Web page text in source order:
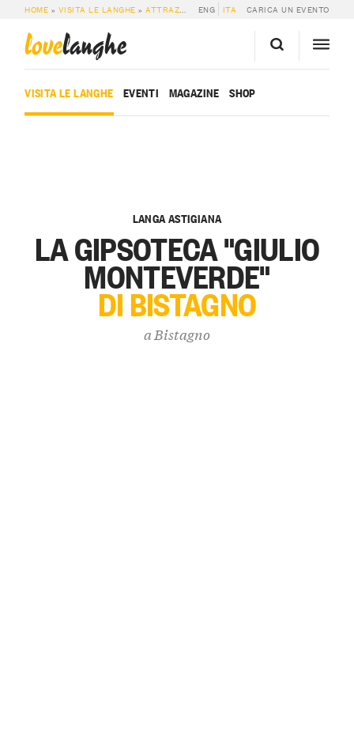
HOME » VISITA LE LANGHE »ATTRAZIONI »LA GIPSOTECA “GIULIO
ENG ITA CARICA UN EVENTO
lovelanghe
VISITA LE LANGHE EVENTI MAGAZINE SHOP
LANGA ASTIGIANA
LA GIPSOTECA "GIULIO
MONTEVERDE"
DI BISTAGNO
aBistagno